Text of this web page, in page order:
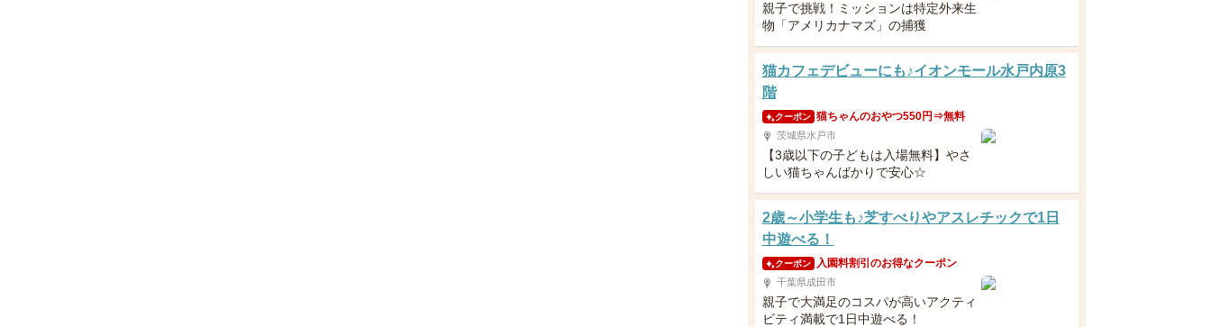
親子で挑戦！ミッションは特定外来生
物「アメリカナマズ」の捕獲
猫カフェデビューにも♪イオンモール水戸内原3
階
クーポン 猫ちゃんのおやつ550円⇒無料
茨城県水戸市
【3歳以下の子どもは入場無料】やさ
しい猫ちゃんばかりで安心☆
2歳～小学生も♪芝すべりやアスレチックで1日
中遊べる！
クーポン 入園料割引のお得なクーポン
千葉県成田市
親子で大満足のコスパが高いアクティ
ビティ満載で1日中遊べる！